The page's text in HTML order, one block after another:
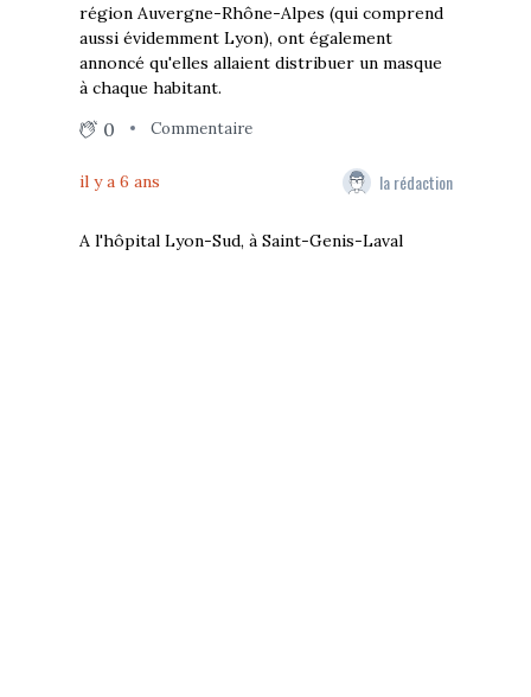
région Auvergne-Rhône-Alpes (qui comprend
aussi évidemment Lyon), ont également
annoncé qu'elles allaient distribuer un masque
à chaque habitant.
0 Commentaire
il y a 6 ans la rédaction
A l'hôpital Lyon-Sud, à Saint-Genis-Laval